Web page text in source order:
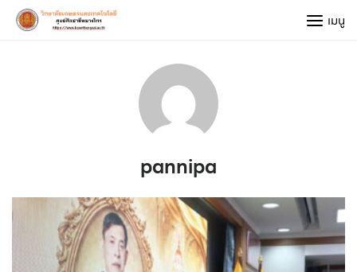
Skip
เมนู
pannipa